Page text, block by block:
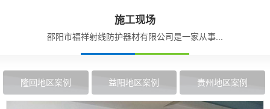
施工现场
邵阳市福祥射线防护器材有限公司是一家从事...
隆回地区案例 益阳地区案例 贵州地区案例